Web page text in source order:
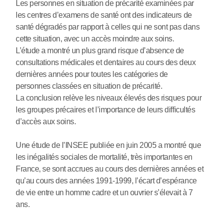
Les personnes en situation de précarité examinées par
les centres d’examens de santé ont des indicateurs de
santé dégradés par rapport à celles qui ne sont pas dans
cette situation, avec un accès moindre aux soins.
L’étude a montré un plus grand risque d’absence de
consultations médicales et dentaires au cours des deux
dernières années pour toutes les catégories de
personnes classées en situation de précarité.
La conclusion relève les niveaux élevés des risques pour
les groupes précaires et l’importance de leurs difficultés
d’accès aux soins.
Une étude de l’INSEE publiée en juin 2005 a montré que
les inégalités sociales de mortalité, très importantes en
France, se sont accrues au cours des dernières années et
qu’au cours des années 1991-1999, l’écart d’espérance
de vie entre un homme cadre et un ouvrier s’élevait à 7
ans.